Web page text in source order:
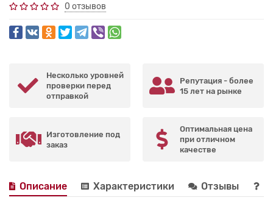
0 отзывов
Несколько уровней
проверки перед
отправкой
Репутация - более
15 лет на рынке
Изготовление под
заказ
Оптимальная цена
при отличном
качестве
Описание Характеристики Отзывы